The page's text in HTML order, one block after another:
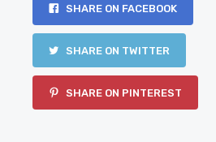
SHARE ON FACEBOOK
SHARE ON TWITTER
SHARE ON PINTEREST